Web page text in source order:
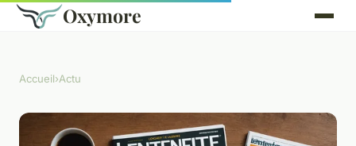
Oxymore
Accueil›Actu